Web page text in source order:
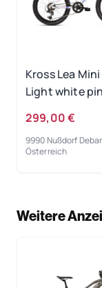
Kross Lea
Light white
299,00 €
9990 Nußdorf
Österreich
Weitere